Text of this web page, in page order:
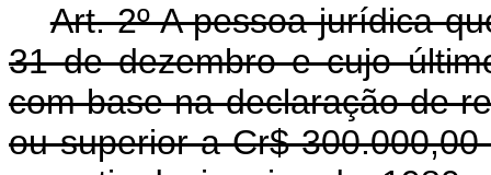
Art. 2º A pessoa jurídica
31 de dezembro e cujo
com base na declaração de
ou superior a Cr$